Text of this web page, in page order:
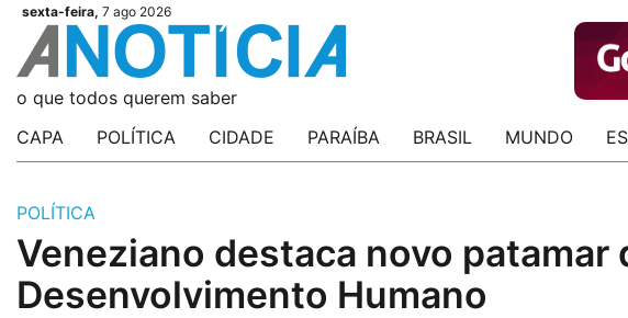
Skip
content
sexta-feira, 7 ago 2026
Videos
Videos
Podcasts
Podcasts
Author
Author
LoginLogin
o que todos querem saber
CAPA
POLÍTICA CIDADE PARAÍBA BRASIL MUNDO
POLÍTICA
Veneziano destaca novo patamar
Desenvolvimento Humano